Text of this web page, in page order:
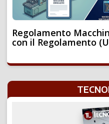
Regolamento
con il Regolamento